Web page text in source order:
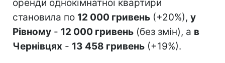
оренди однокімнатної квартири
становила по 12 000 гривень (+20%), у
Рівному - 12 000 гривень (без змін), а в
Чернівцях - 13 458 гривень (+19%).